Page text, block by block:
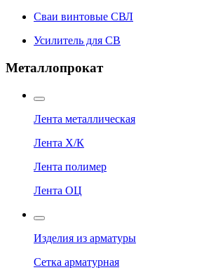
Сваи винтовые СВЛ
Усилитель для СВ
Металлопрокат
Лента металлическая
Лента Х/К
Лента полимер
Лента ОЦ
Изделия из арматуры
Сетка арматурная